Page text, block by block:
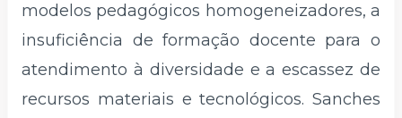
modelos pedagógicos homogeneizadores, a
insuficiência de formação docente para o
atendimento à diversidade e a escassez de
recursos materiais e tecnológicos. Sanches